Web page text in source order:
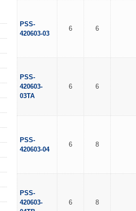
PSS-
420603-03
6 6
PSS-
420603-
03TA
6 6
PSS-
420603-04
6 8
PSS-
420603-
6 8